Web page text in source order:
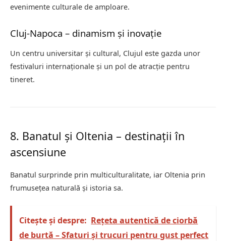
evenimente culturale de amploare.
Cluj-Napoca – dinamism și inovație
Un centru universitar și cultural, Clujul este gazda unor
festivaluri internaționale și un pol de atracție pentru
tineret.
8. Banatul și Oltenia – destinații în
ascensiune
Banatul surprinde prin multiculturalitate, iar Oltenia prin
frumusețea naturală și istoria sa.
Citește și despre: Rețeta autentică de ciorbă
de burtă – Sfaturi și trucuri pentru gust perfect